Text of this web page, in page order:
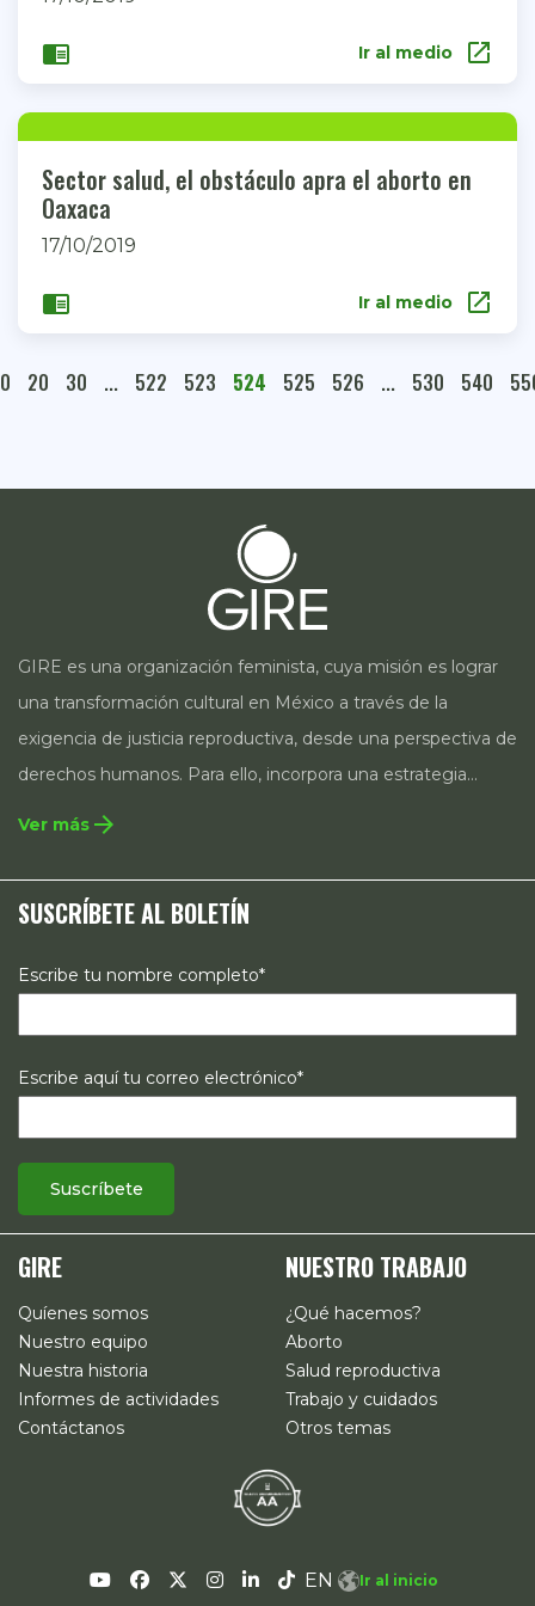
chrome_reader_mode Ir al medio open_in_new
Sector salud, el obstáculo apra el aborto en
Oaxaca
17/10/2019
chrome_reader_mode Ir al medio open_in_new
20 30 ... 522 523 524 525 526 ... 530 540
GIRE es una organización feminista, cuya misión es lograr
una transformación cultural en México a través de la
exigencia de justicia reproductiva, desde una perspectiva de
derechos humanos. Para ello, incorpora una estrategia
integral que contempla la incidencia en legislación y
estrategias de comunicación e investigación sobre el
estado de los derechos reproductivos en México.
Ver más arrow_forward
SUSCRÍBETE AL BOLETÍN
Escribe tu nombre completo*
Escribe aquí tu correo electrónico*
GIRE
Quíenes somos
Nuestro equipo
Nuestra historia
Informes de actividades
Contáctanos
NUESTRO TRABAJO
¿Qué hacemos?
Aborto
Salud reproductiva
Trabajo y cuidados
Otros temas
EN Ir al inicio